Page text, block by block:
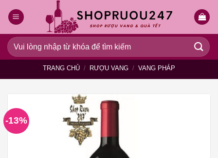
qua
dung
Tìm
kiếm:
TRANG CHỦ / RƯỢU VANG / VANG PHÁP
-13%